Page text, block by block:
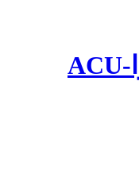
واحد کنترل کیسه هوا-ACU